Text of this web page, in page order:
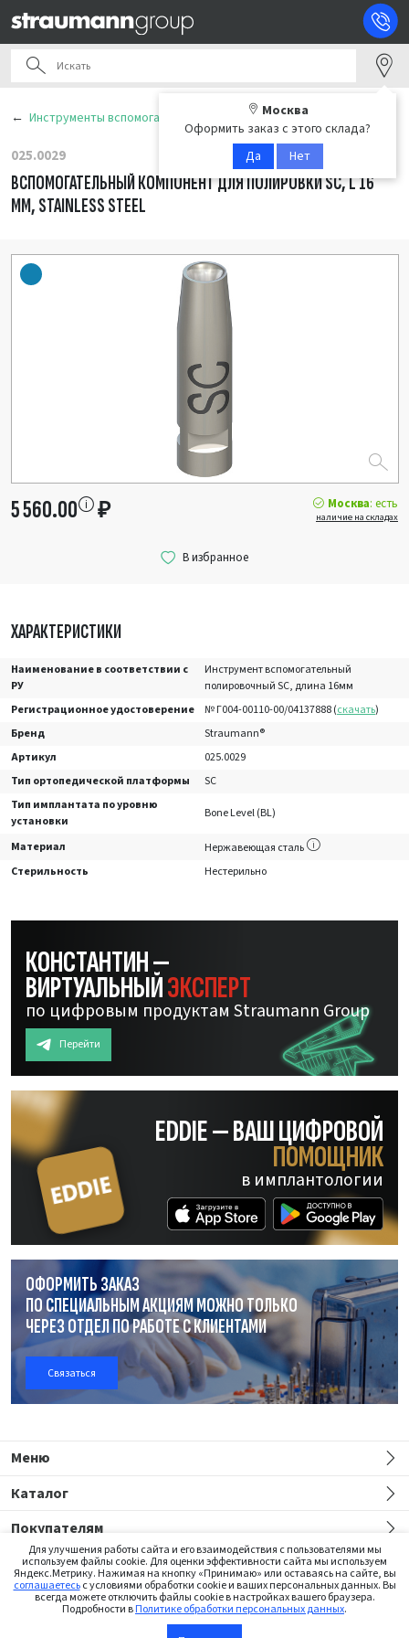
Москва
Оформить заказ с этого склада?
Да
Нет
Инструменты вспомогательные
025.0029
ВСПОМОГАТЕЛЬНЫЙ КОМПОНЕНТ ДЛЯ ПОЛИРОВКИ SC, L 16
ММ, STAINLESS STEEL
ХАРАКТЕРИСТИКИ
Наименование в соответствии с
РУ
Инструмент вспомогательный
полировочный SC, длина 16мм
Регистрационное удостоверение
№ Г004-00110-00/04137888 (скачать)
Бренд
Straumann®
Артикул
025.0029
Тип ортопедической платформы
SC
Тип имплантата по уровню
установки
Bone Level (BL)
Материал
Нержавеющая сталь
Стерильность
Нестерильно
5 560.00 ₽ Москва: есть
наличие на складах
КОНСТАНТИН —
ВИРТУАЛЬНЫЙЭКСПЕРТ
по цифровым продуктам Straumann Group
Перейти
EDDIE — ВАШ ЦИФРОВОЙ
ПОМОЩНИК
в имплантологии
ОФОРМИТЬ ЗАКАЗ
ПО СПЕЦИАЛЬНЫМ АКЦИЯМ МОЖНО ТОЛЬКО
ЧЕРЕЗ ОТДЕЛПО РАБОТЕС КЛИЕНТАМИ
Связаться
Меню
Каталог
Покупателям
Сайт предназначен только для медицинских работников
Для улучшения работы сайта и его взаимодействия с пользователями мы
используем файлы cookie. Для оценки эффективности сайта мы используем
Яндекс.Метрику. Нажимая на кнопку «Принимаю» или оставаясь на сайте, вы
соглашаетесьс условиями обработки cookie и ваших персональных данных. Вы
всегда можете отключить файлы cookie в настройках вашего браузера.
Подробности вПолитике обработки персональных данных.